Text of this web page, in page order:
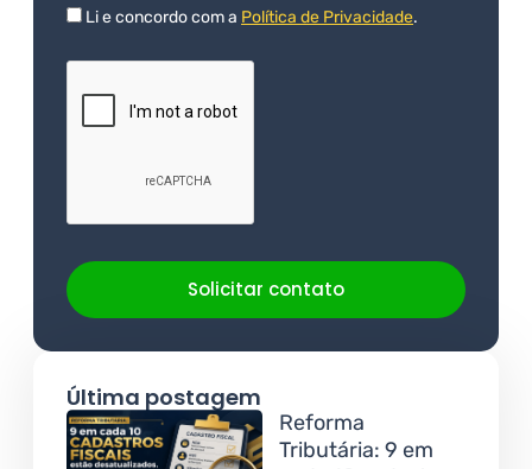
Li e concordo com a Política de Privacidade.
Solicitar contato
Última postagem
Reforma
Tributária: 9 em